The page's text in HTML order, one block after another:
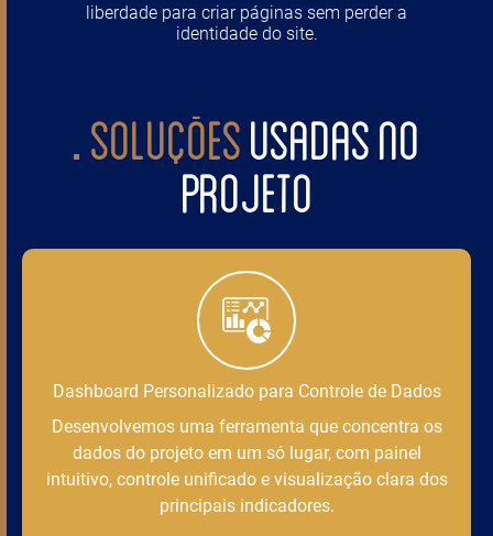
liberdade para criar páginas sem perder a
identidade do site.
SOLUÇÕESUSADAS NO
PROJETO
Dashboard Personalizado para Controle de Dados
Desenvolvemos uma ferramenta que concentra os
dados do projeto em um só lugar, com painel
intuitivo, controle unificado e visualização clara dos
principais indicadores.